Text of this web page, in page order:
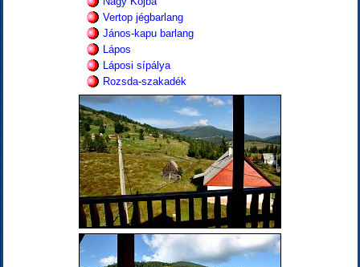
Vertop jégbarlang
János-kapu barlang
Lápos
Láposi sípálya
Rozsda-szakadék